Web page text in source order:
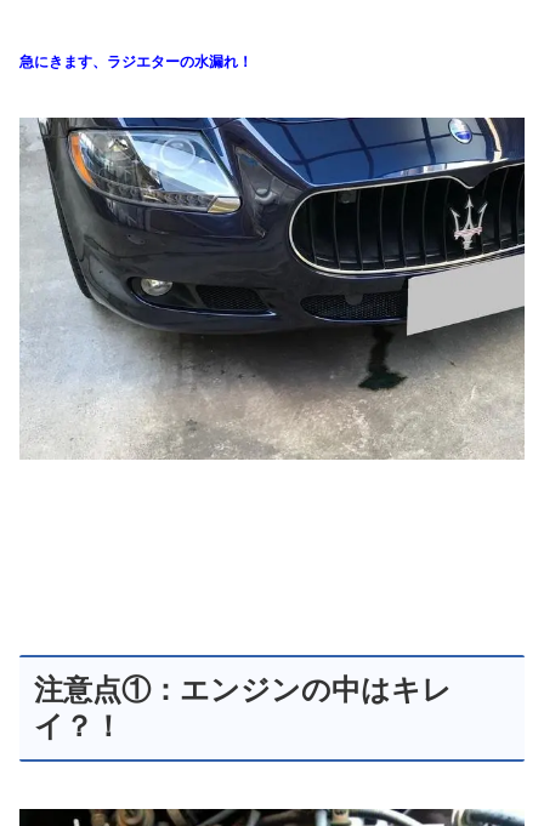
急にきます、ラジエターの水漏れ！
注意点①：エンジンの中はキレ
イ？！